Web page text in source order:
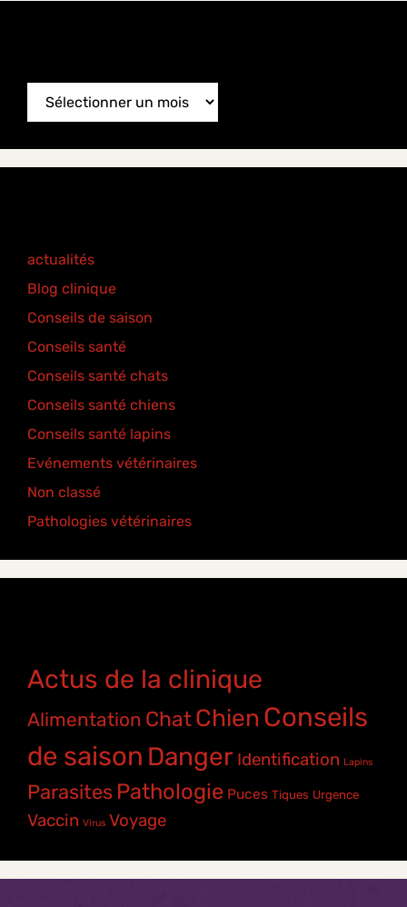
News
Archive
actualités
Blog clinique
Conseils de saison
Conseils santé
Conseils santé chats
Conseils santé chiens
Conseils santé lapins
Evénements vétérinaires
Non classé
Pathologies vétérinaires
Actus de la clinique
Alimentation ChatChien Conseils
de saison Danger Identification Lapins
Parasites Pathologie Puces Tiques Urgence
Vaccin Virus Voyage